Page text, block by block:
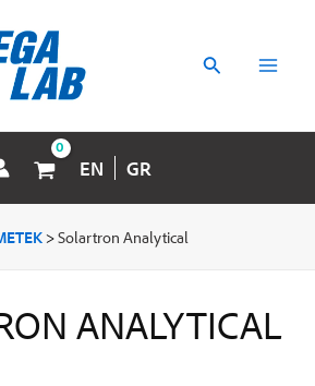
Αναζήτηση
EN GR
>Solartron Analytical
ANALYTICAL